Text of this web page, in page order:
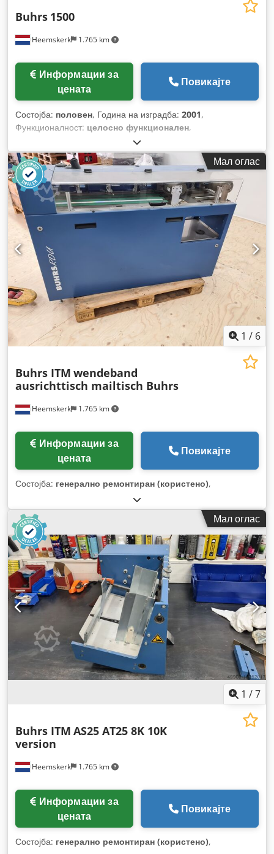
Heemskerk 1.765 km
Buhrs 1500
цената
Повикајте
Состојба: половен, Година на изградба: 2001,
Функционалност: целосно функционален,
Мал оглас
1 / 6
Heemskerk 1.765 km
Buhrs ITM wendeband
ausrichttisch mailtisch Buhrs
цената
Повикајте
Состојба: генерално ремонтиран (користено),
Мал оглас
1 /7
Heemskerk 1.765 km
Buhrs ITM AS25 AT25 8K 10K
version
цената
Повикајте
Состојба: генерално ремонтиран (користено),